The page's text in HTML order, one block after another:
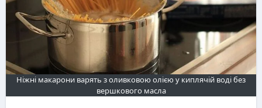
Ніжні макарони варять з оливковою олією у киплячій воді без
вершкового масла